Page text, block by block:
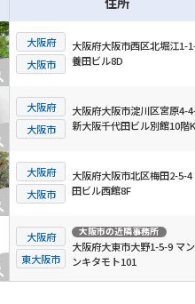
大阪府
大阪市
大阪府大阪市西区北堀江1-
養田ビル8D
大阪府
大阪市
大阪府大阪市淀川区宮原4-
新大阪千代田ビル別館10階
大阪府
大阪市
大阪府大阪市北区梅田2-5-4
田ビル西館8F
大阪府
東大阪市
大阪市の近隣事務所
大阪府大東市大野1-5-9 マ
ンキタモト101